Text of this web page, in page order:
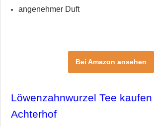
angenehmer Duft
Bei Amazon ansehen
Löwenzahnwurzel Tee
Achterhof